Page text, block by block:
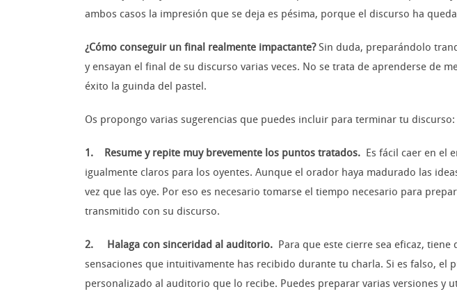
ambos casos la impresión que se deja es pésima, porque el discurso ha
¿Cómo conseguir un final realmente impactante?Sin duda, preparándolo
y ensayan el final de su discurso varias veces. No se trata de aprenderse de
éxito la guinda del pastel.
Os propongo varias sugerencias que puedes incluir para terminar tu discurso:
1. Resume y repite muy brevemente los puntos tratados. Es fácil caer en el
igualmente claros para los oyentes. Aunque el orador haya madurado las
vez que las oye. Por eso es necesario tomarse el tiempo necesario para
transmitido con su discurso.
2. Halaga con sinceridad al auditorio. Para que este cierre sea eficaz,
sensaciones que intuitivamente has recibido durante tu charla. Si es falso,
personalizado al auditorio que lo recibe. Puedes preparar varias versiones y